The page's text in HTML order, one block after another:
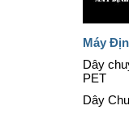
Máy
Dây
PET
Dây